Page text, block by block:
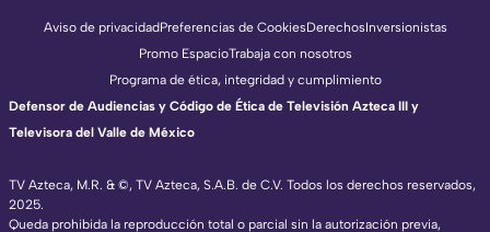
TV Azteca, M.R. & ©, TV Azteca, S.A.B. de C.V. Todos los derechos reservados,
2025.
Queda prohibida la reproducción total o parcial sin la autorización previa,
Aviso de privacidadPreferencias de CookiesDerechosInversionistas
Promo EspacioTrabaja con nosotros
Programa de ética, integridad y cumplimiento
Defensor de Audiencias y Código de Ética de Televisión Azteca III y
Televisora del Valle de México